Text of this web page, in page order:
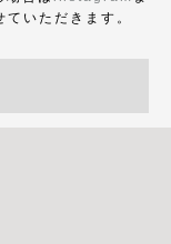
いただきます。